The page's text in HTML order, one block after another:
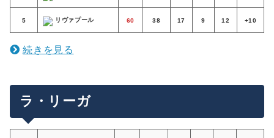
5 リヴァプール 60 38 17 9 12 +10
続きを見る
ラ・リーガ